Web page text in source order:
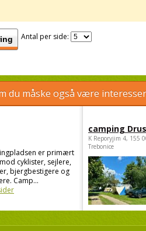
Antal per side:
du måske også være
er primært
cyklister, sejlere,
bjergbestigere og
Camp...
camping
K Reporyjim 4, 155
Trebonice